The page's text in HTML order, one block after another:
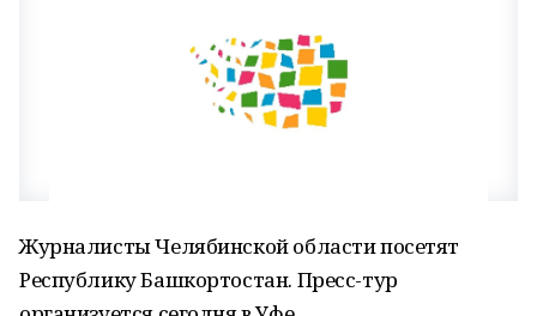
Журналисты Челябинской области посетят
Республику Башкортостан. Пресс-тур